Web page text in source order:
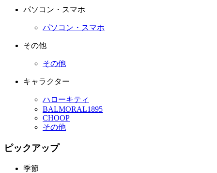
パソコン・スマホ
パソコン・スマホ
その他
その他
キャラクター
ハローキティ
BALMORAL1895
CHOOP
その他
ピックアップ
季節